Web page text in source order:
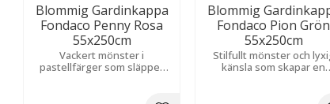
Blommig Gardinkappa
Fondaco Penny Rosa
55x250cm
Vackert mönster i
pastellfärger som släpper
Blommig
Fondaco Pion Grön
55x250cm
Stilfullt mönster och
känsla som skapar en